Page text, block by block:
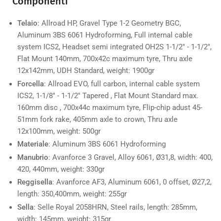
Telaio: Allroad HP, Gravel Type 1-2 Geometry BGC,
Aluminum 3BS 6061 Hydroforming, Full internal cable
system ICS2, Headset semi integrated OH2S 1-1/2" - 1-1/2",
Flat Mount 140mm, 700x42c maximum tyre, Thru axle
12x142mm, UDH Standard, weight: 1900gr
Forcella: Allroad EVO, full carbon, internal cable system
ICS2, 1-1/8" - 1-1/2" Tapered , Flat Mount Standard max.
160mm disc , 700x44c maximum tyre, Flip-chip adust 45-
51mm fork rake, 405mm axle to crown, Thru axle
12x100mm, weight: 500gr
Materiale: Aluminum 3BS 6061 Hydroforming
Manubrio: Avanforce 3 Gravel, Alloy 6061, Ø31,8, width: 400,
420, 440mm, weight: 330gr
Reggisella: Avanforce AF3, Aluminum 6061, 0 offset, Ø27,2,
length: 350,400mm, weight: 255gr
Sella: Selle Royal 2058HRN, Steel rails, length: 285mm,
width: 145mm, weight: 315gr